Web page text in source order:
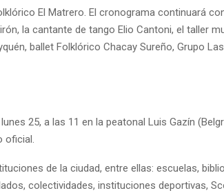
El Matrero. El cronograma continuará
la cantante de tango Elio Cantoni, el taller
ballet Folklórico Chacay Sureño, Grupo
25, a las 11 en la peatonal Luis Gazín
oficial.
de la ciudad, entre ellas: escuelas,
colectividades, instituciones deportivas,